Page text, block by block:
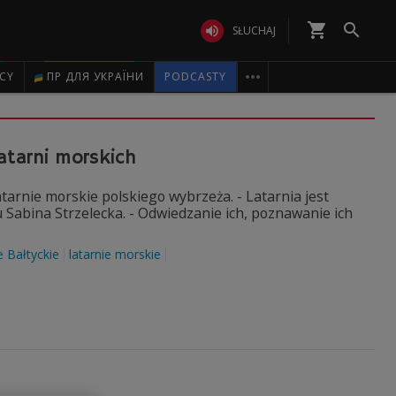
 SŁUCHAJ shopping_cart 
ПР ДЛЯ УКРАЇНИ PODCASTY 
morskich
morskie polskiego wybrzeża. - Latarnia jest
Strzelecka. - Odwiedzanie ich, poznawanie ich
Bałtyckie latarnie morskie